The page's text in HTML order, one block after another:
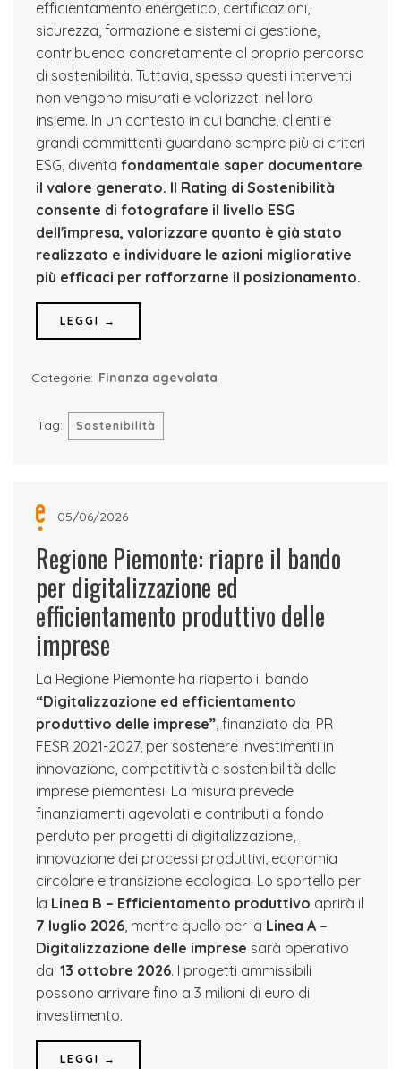
efficientamento energetico, certificazioni,
sicurezza, formazione e sistemi di gestione,
contribuendo concretamente al proprio percorso
di sostenibilità. Tuttavia, spesso questi interventi
non vengono misurati e valorizzati nel loro
insieme. In un contesto in cui banche, clienti e
grandi committenti guardano sempre più ai criteri
ESG, diventa fondamentale saper documentare
il valore generato. Il Rating di Sostenibilità
consente di fotografare il livello ESG
dell'impresa, valorizzare quanto è già stato
realizzato e individuare le azioni migliorative
più efficaci per rafforzarne il posizionamento.
LEGGI →
Categorie: Finanza agevolata
Tag: Sostenibilità
05/06/2026
Regione Piemonte: riapre il bando
per digitalizzazione ed
efficientamento produttivo delle
imprese
La Regione Piemonte ha riaperto il bando
“Digitalizzazione ed efficientamento
produttivo delle imprese”, finanziato dal PR
FESR 2021-2027, per sostenere investimenti in
innovazione, competitività e sostenibilità delle
imprese piemontesi. La misura prevede
finanziamenti agevolati e contributi a fondo
perduto per progetti di digitalizzazione,
innovazione dei processi produttivi, economia
circolare e transizione ecologica. Lo sportello per
la Linea B – Efficientamento produttivo aprirà il
7 luglio 2026, mentre quello per la Linea A –
Digitalizzazione delle imprese sarà operativo
dal 13 ottobre 2026. I progetti ammissibili
possono arrivare fino a 3 milioni di euro di
investimento.
LEGGI →